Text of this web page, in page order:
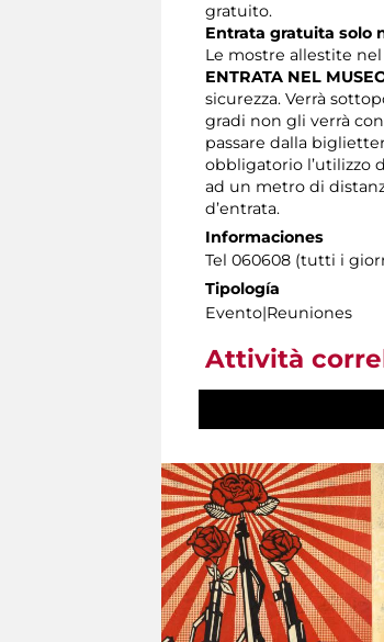
gratuito.
Entrata gratuita solo
Le mostre allestite
ENTRATA NEL
sicurezza. Verrà
gradi non gli verrà
passare dalla
obbligatorio l’utilizzo
ad un metro di
d’entrata.
Informaciones
Tel 060608 (tutti i
Tipología
Evento|Reuniones
Attività